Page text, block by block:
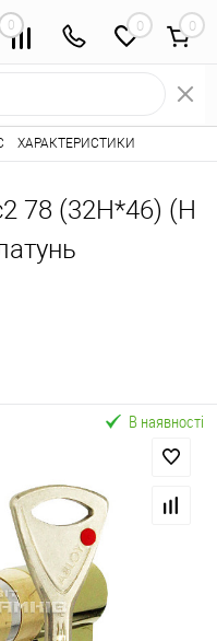
0 0
⭐ • Серцевини
78 (32H*46) (H
ХАРАКТЕРИСТИКИ
В наявності